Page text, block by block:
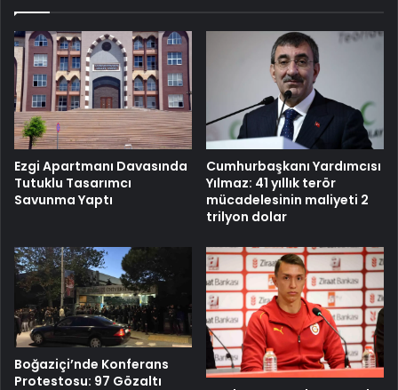
Ezgi Apartmanı Davasında
Tutuklu Tasarımcı
Savunma Yaptı
Cumhurbaşkanı Yardımcısı
Yılmaz: 41 yıllık terör
mücadelesinin maliyeti 2
trilyon dolar
Boğaziçi’nde Konferans
Protestosu: 97 Gözaltı